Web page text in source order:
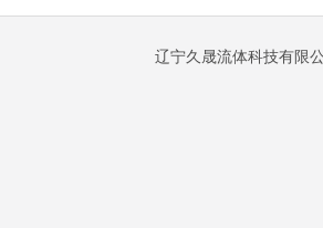
辽宁久晟流体科技有限